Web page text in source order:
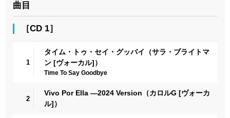
曲目
［CD 1］
1
タイム・トゥ・セイ・グッバイ（サラ・ブライトマ
ン [ヴォーカル]）
Time To Say Goodbye
2
Vivo Por Ella ―2024 Version（カロルG [ヴォーカ
ル]）